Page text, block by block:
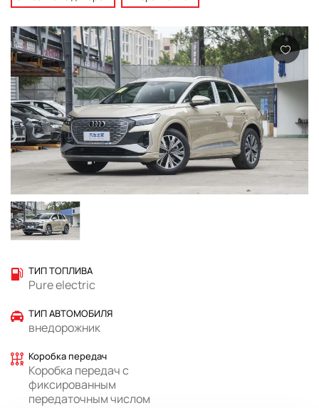
ТИП ТОПЛИВА
Pure electric
ТИП АВТОМОБИЛЯ
внедорожник
Коробка передач
Коробка передач с
фиксированным
передаточным числом